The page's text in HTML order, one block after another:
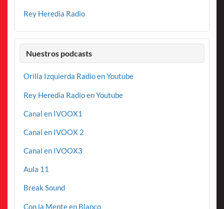
Rey Heredia Radio
Nuestros podcasts
Orilla Izquierda Radio en Youtube
Rey Heredia Radio en Youtube
Canal en IVOOX1
Canal en IVOOX 2
Canal en IVOOX3
Aula 11
Break Sound
Con la Mente en Blanco